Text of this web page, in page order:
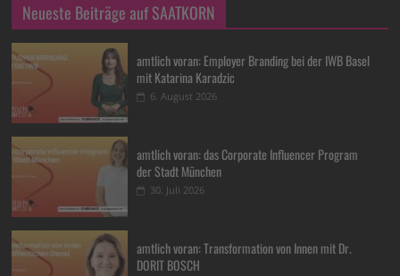
Neueste Beiträge auf SAATKORN
amtlich voran: Employer Branding bei der IWB Basel
mit Katarina Karadzic
6. August 2026
amtlich voran: das Corporate Influencer Program
der Stadt München
30. Juli 2026
amtlich voran: Transformation von Innen mit Dr.
DORIT BOSCH